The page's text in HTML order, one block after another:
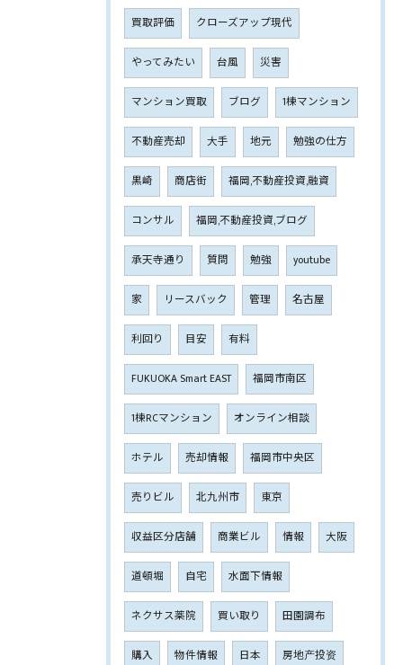
買取評価 クローズアップ現代
やってみたい 台風 災害
マンション買取 ブログ 1棟マンション
不動産売却 大手 地元 勉強の仕方
黒崎 商店街 福岡,不動産投資,融資
コンサル 福岡,不動産投資,ブログ
承天寺通り 質問 勉強 youtube
家 リースバック 管理 名古屋
利回り 目安 有料
FUKUOKA Smart EAST 福岡市南区
1棟RCマンション オンライン相談
ホテル 売却情報 福岡市中央区
売りビル 北九州市 東京
収益区分店舗 商業ビル 情報 大阪
道頓堀 自宅 水面下情報
ネクサス薬院 買い取り 田園調布
購入 物件情報 日本 房地产投资